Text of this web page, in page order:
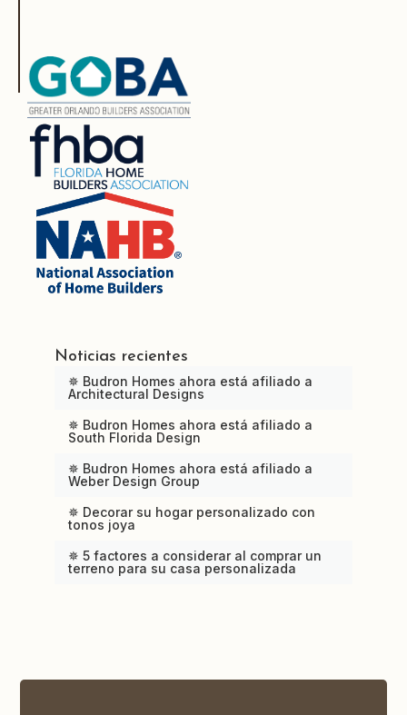
Noticias recientes
✵ Budron Homes ahora está afiliado a
Architectural Designs
✵ Budron Homes ahora está afiliado a
South Florida Design
✵ Budron Homes ahora está afiliado a
Weber Design Group
✵ Decorar su hogar personalizado con
tonos joya
✵ 5 factores a considerar al comprar un
terreno para su casa personalizada